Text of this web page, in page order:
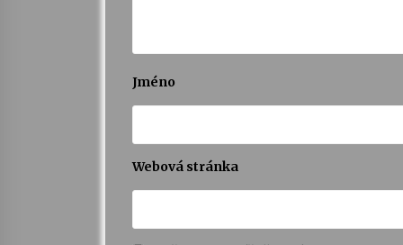
Jméno
Webová stránka